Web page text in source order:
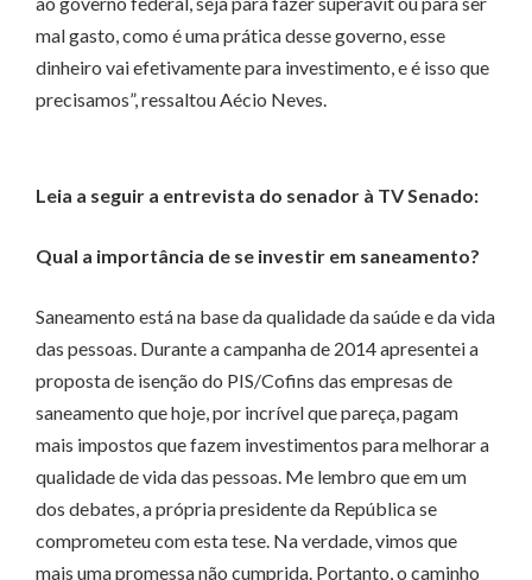
mal gasto, como é uma prática desse governo, esse
dinheiro vai efetivamente para investimento, e é isso que
precisamos”, ressaltou Aécio Neves.
Leia a seguir a entrevista do senador à TV Senado:
Qual a importância de se investir em saneamento?
Saneamento está na base da qualidade da saúde e da vida
das pessoas. Durante a campanha de 2014 apresentei a
proposta de isenção do PIS/Cofins das empresas de
saneamento que hoje, por incrível que pareça, pagam
mais impostos que fazem investimentos para melhorar a
qualidade de vida das pessoas. Me lembro que em um
dos debates, a própria presidente da República se
comprometeu com esta tese. Na verdade, vimos que
mais uma promessa não cumprida. Portanto, o caminho